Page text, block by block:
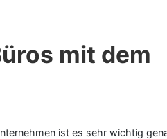
mit dem
ist es sehr wichtig